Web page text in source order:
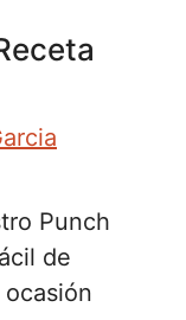
Punch
de